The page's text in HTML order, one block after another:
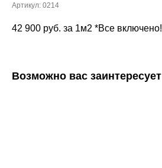
Артикул: 0214
42 900 руб. за 1м2 *Все включено!
Возможно вас заинтересует